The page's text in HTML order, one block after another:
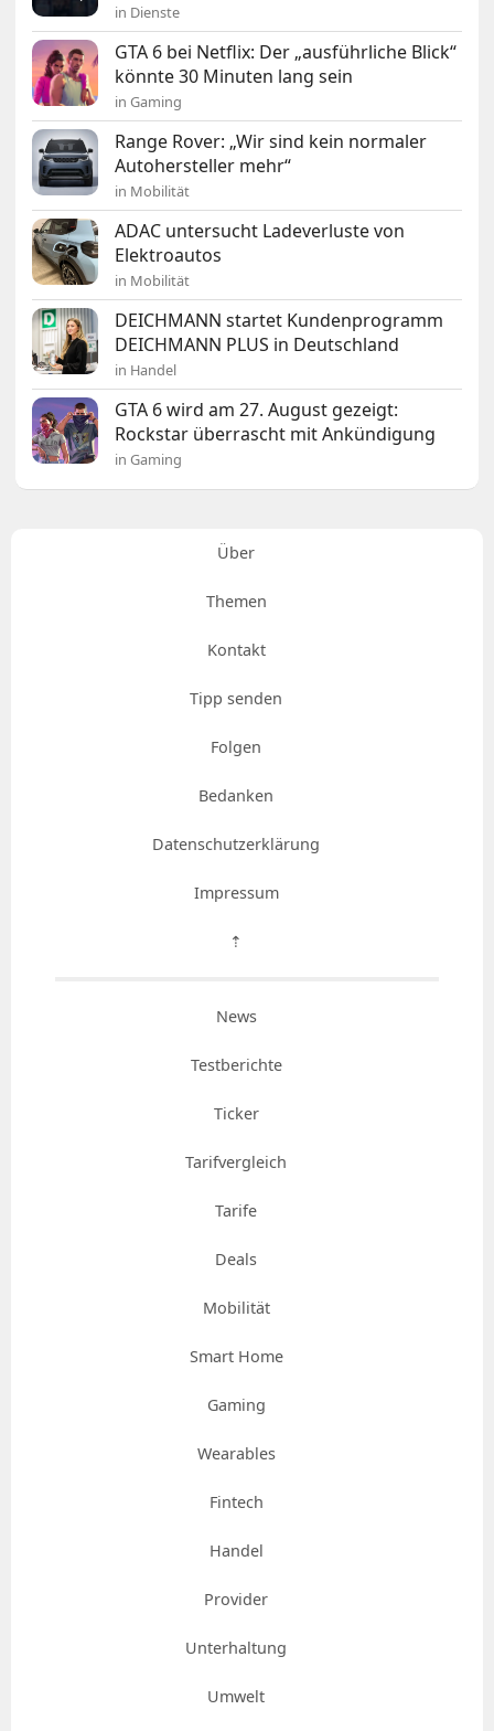
in Dienste
GTA 6 bei Netflix: Der „ausführliche Blick“
könnte 30 Minuten lang sein
in Gaming
Range Rover: „Wir sind kein normaler
Autohersteller mehr“
in Mobilität
ADAC untersucht Ladeverluste von
Elektroautos
in Mobilität
DEICHMANN startet Kundenprogramm
DEICHMANN PLUS in Deutschland
in Handel
GTA 6 wird am 27. August gezeigt:
Rockstar überrascht mit Ankündigung
in Gaming
Über
Themen
Kontakt
Tipp senden
Folgen
Bedanken
Datenschutzerklärung
Impressum
⇡
News
Testberichte
Ticker
Tarifvergleich
Tarife
Deals
Mobilität
Smart Home
Gaming
Wearables
Fintech
Handel
Provider
Unterhaltung
Umwelt